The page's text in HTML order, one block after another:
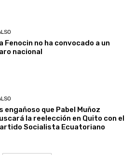
Fenocin no ha convocado a un
nacional
engañoso que Pabel Muñoz
la reelección en Quito con el
Socialista Ecuatoriano